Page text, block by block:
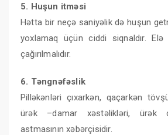
5. Huşun itməsi
Hətta bir neçə saniyəlik də huşun
yoxlamaq üçün ciddi siqnaldır.
çağırılmalıdır.
6. Təngnəfəslik
Pilləkənləri çıxarkən, qaçarkən
ürək –damar xəstəlikləri, ürək
astmasının xəbərçisidir.